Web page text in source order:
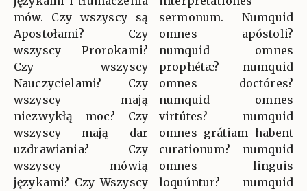
mów. Czy wszyscy są
Apostołami? Czy
wszyscy Prorokami?
Czy wszyscy
Nauczycielami? Czy
wszyscy mają
niezwykłą moc? Czy
wszyscy mają dar
uzdrawiania? Czy
wszyscy mówią
językami? Czy Wszyscy
sermonum. Numquid
omnes apóstoli?
numquid omnes
prophétæ? numquid
omnes doctóres?
numquid omnes
virtútes? numquid
omnes grátiam habent
curationum? numquid
omnes linguis
loquúntur? numquid